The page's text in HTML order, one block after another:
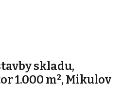
skladu,
1.000 m², Mikulov